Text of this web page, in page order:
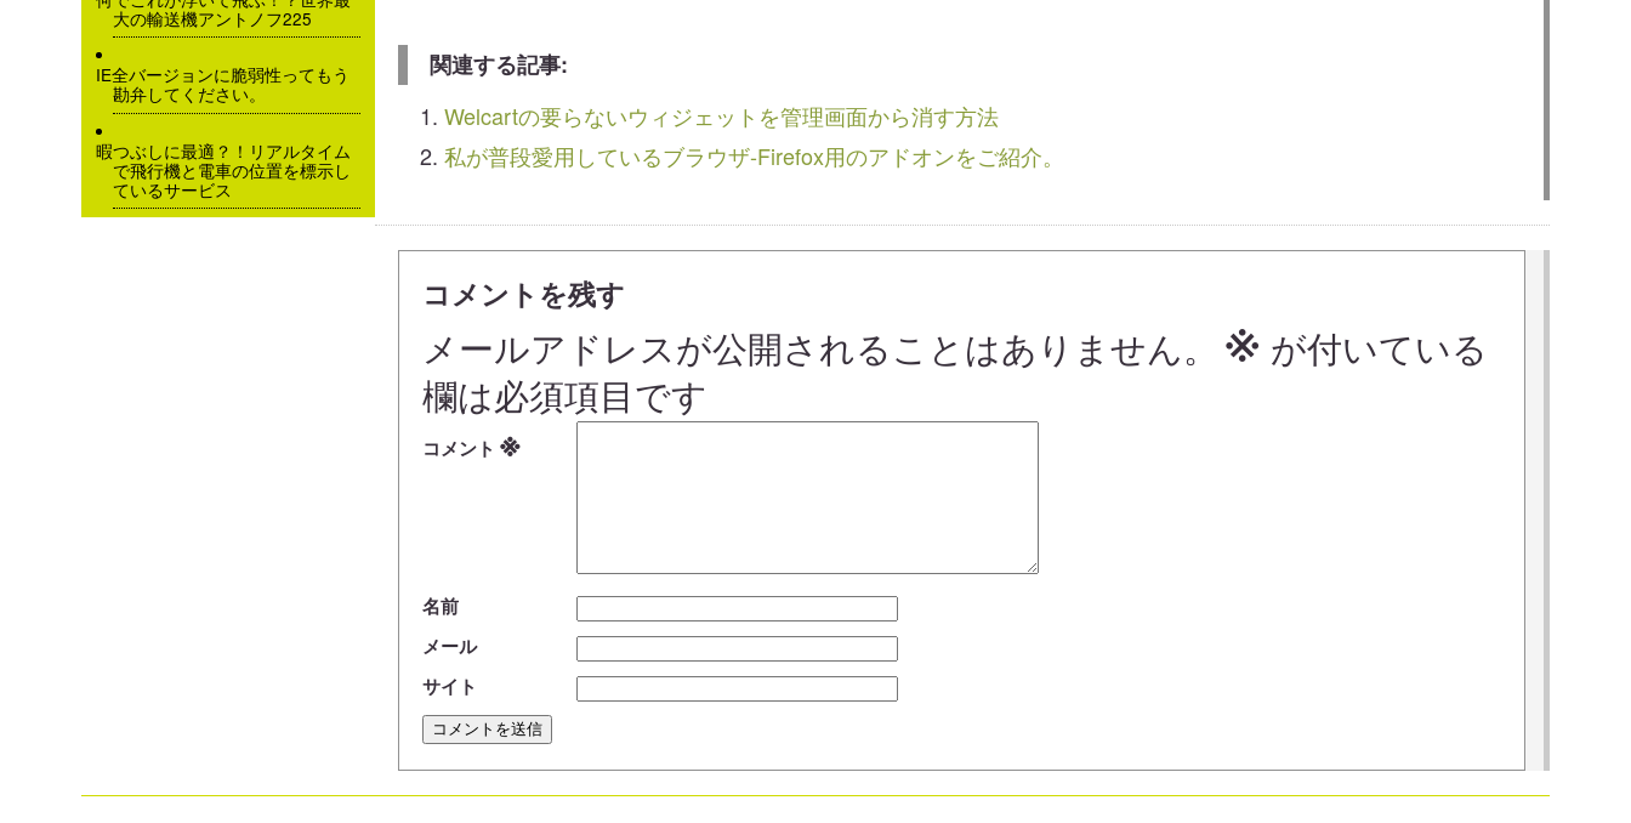
関連する記事:
Welcartの要らないウィジェットを管理画面から消す方法
私が普段愛用しているブラウザ-Firefox用のアドオンをご紹介。
大の輸送機アントノフ225
IE全バージョンに脆弱性ってもう
勘弁してください。
暇つぶしに最適？！リアルタイム
で飛行機と電車の位置を標示し
ているサービス
コメントを残す
メールアドレスが公開されることはありません。 ※ が付いている
欄は必須項目です
コメント※
名前
メール
サイト